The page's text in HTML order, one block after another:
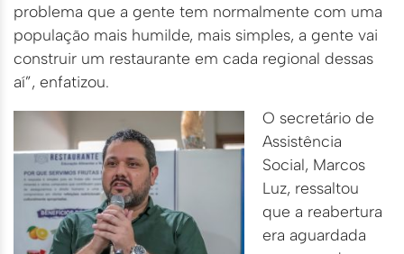
problema que a gente tem normalmente com uma
população mais humilde, mais simples, a gente vai
construir um restaurante em cada regional dessas
aí”, enfatizou.
O secretário de
Assistência
Social, Marcos
Luz, ressaltou
que a reabertura
era aguardada